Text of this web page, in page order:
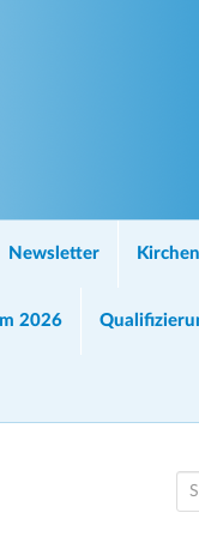
Newsletter
2026
e